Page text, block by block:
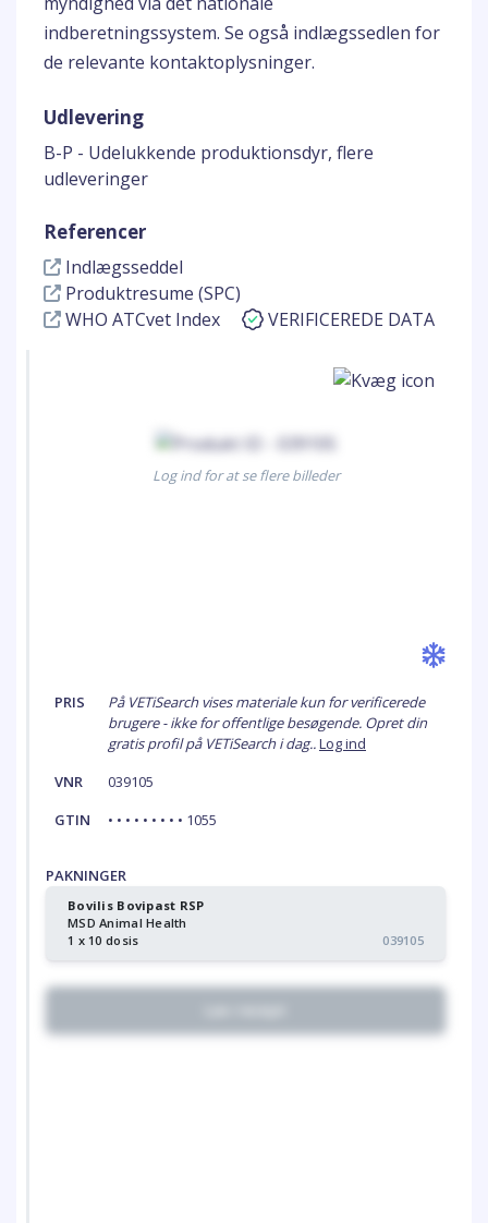
indberetningssystem. Se også indlægssedlen for
de relevante kontaktoplysninger.
Udlevering
B-P - Udelukkende produktionsdyr, flere
udleveringer
Referencer
Indlægsseddel
Produktresume (SPC)
WHO ATCvet Index
VERIFICEREDE DATA
Log ind for at se flere billeder
PRIS
På VETiSearch vises materiale kun for verificerede
brugere - ikke for offentlige besøgende. Opret din
gratis profil på VETiSearch i dag..Log ind
VNR
039105
GTIN
• • • • • • • • • 1055
PAKNINGER
Bovilis Bovipast RSP
MSD Animal Health
1 x 10 dosis
039105